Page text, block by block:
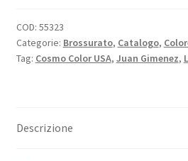
COD: 55323
Categorie: Brossurato, Catalogo,
Tag: Cosmo Color USA, Juan Gimenez,
Descrizione